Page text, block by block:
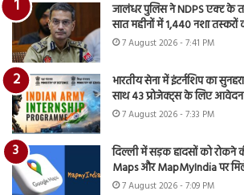
जालंधर पुलिस ने NDPS एक्ट के
सात महीनों में 1,440 नशा तस्करों
7 August 2026 - 7:41 PM
भारतीय सेना में इंटर्नशिप का
साथ 43 प्रोजेक्ट्स के लिए
7 August 2026 - 7:33 PM
दिल्ली में सड़क हादसों को
Maps और MapMyIndia पर
7 August 2026 - 7:09 PM